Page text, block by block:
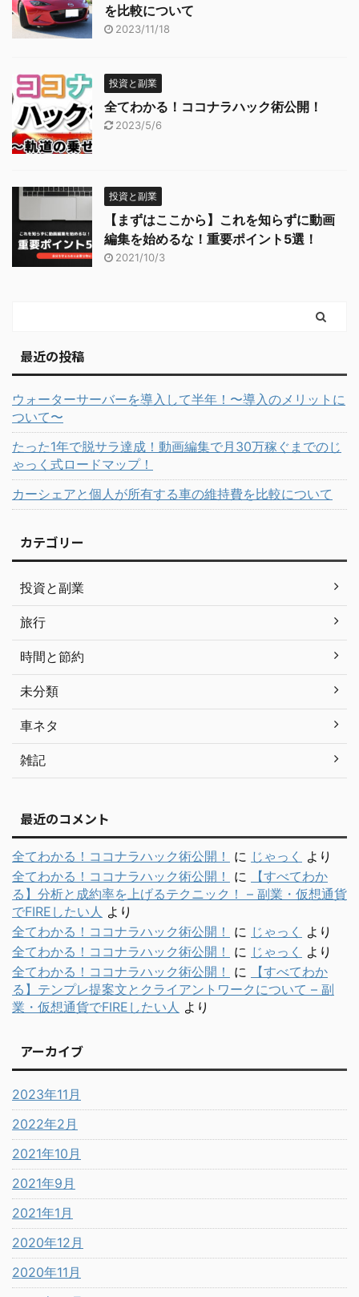
を比較について
2023/11/18
投資と副業
全てわかる！ココナラハック術公開！
2023/5/6
投資と副業
【まずはここから】これを知らずに動画
編集を始めるな！重要ポイント5選！
2021/10/3
最近の投稿
ウォーターサーバーを導入して半年！〜導入のメリットに
ついて〜
たった1年で脱サラ達成！動画編集で月30万稼ぐまでのじ
ゃっく式ロードマップ！
カーシェアと個人が所有する車の維持費を比較について
カテゴリー
投資と副業
旅行
時間と節約
未分類
車ネタ
雑記
最近のコメント
全てわかる！ココナラハック術公開！ に じゃっく
より
全てわかる！ココナラハック術公開！
に
【すべてわか
る】分析と成約率を上げるテクニック！ – 副業・仮想通貨
でFIREしたい人 より
全てわかる！ココナラハック術公開！
に じゃっく
より
全てわかる！ココナラハック術公開！
に じゃっく
より
全てわかる！ココナラハック術公開！
に
【すべてわか
る】テンプレ提案文とクライアントワークについて – 副
業・仮想通貨でFIREしたい人 より
アーカイブ
2023年11月
2022年2月
2021年10月
2021年9月
2021年1月
2020年12月
2020年11月